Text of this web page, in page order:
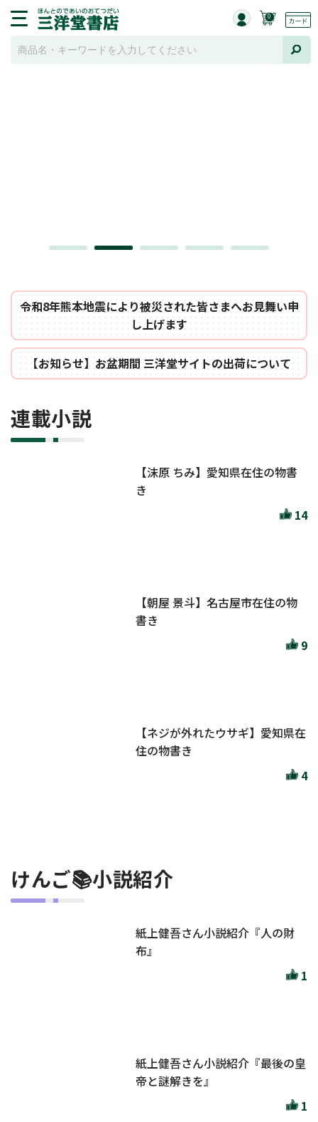
0
令和8年熊本地震により被災された皆さまへお見舞い申
し上げます
【お知らせ】お盆期間 三洋堂サイトの出荷について
連載小説
【沫原 ちみ】愛知県在住の物書
き
14
【朝屋 景斗】名古屋市在住の物
書き
9
【ネジが外れたウサギ】愛知県在
住の物書き
4
けんご📚小説紹介
紙上健吾さん小説紹介『人の財
布』
1
紙上健吾さん小説紹介『最後の皇
帝と謎解きを』
1